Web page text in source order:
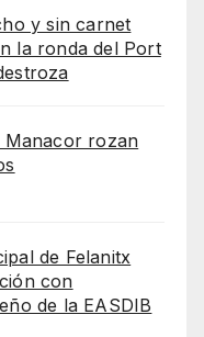
y sin carnet
la ronda del Port
Manacor rozan
de Felanitx
con
de la EASDIB